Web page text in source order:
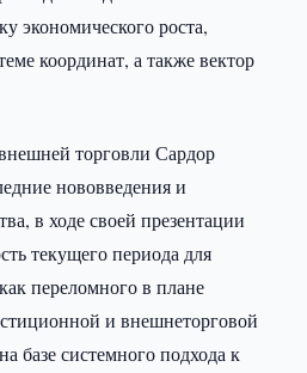
экономического роста,
координат, а также вектор
торговли Сардор
нововведения и
в ходе своей презентации
текущего периода для
переломного в плане
и внешнеторговой
базе системного подхода к